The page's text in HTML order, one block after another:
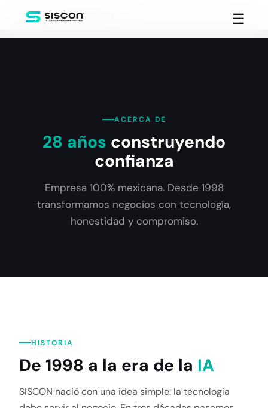
☰
Inicio Acerca de SISCON
ACERCA DE
28 años construyendo
confianza
Empresa 100% mexicana. Desde 1998
transformamos negocios con tecnología,
honestidad y compromiso.
HISTORIA
De 1998 a la era de la IA
SISCON nació con una idea simple: la tecnología